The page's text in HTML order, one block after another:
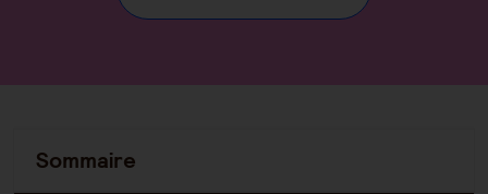
Sommaire